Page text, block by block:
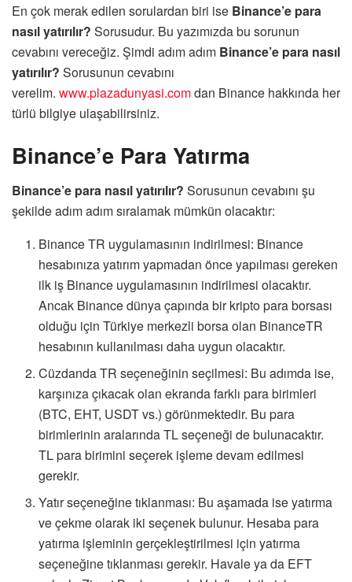
En çok merak edilen sorulardan biri ise Binance’e para
nasıl yatırılır? Sorusudur. Bu yazımızda bu sorunun
cevabını vereceğiz. Şimdi adım adım Binance’e para nasıl
yatırılır? Sorusunun cevabını
verelim. www.plazadunyasi.comdan Binance hakkında her
türlü bilgiye ulaşabilirsiniz.
Binance’e Para Yatırma
Binance’e para nasıl yatırılır? Sorusunun cevabını şu
şekilde adım adım sıralamak mümkün olacaktır:
Binance TR uygulamasının indirilmesi: Binance
hesabınıza yatırım yapmadan önce yapılması gereken
ilk iş Binance uygulamasının indirilmesi olacaktır.
Ancak Binance dünya çapında bir kripto para borsası
olduğu için Türkiye merkezli borsa olan BinanceTR
hesabının kullanılması daha uygun olacaktır.
Cüzdanda TR seçeneğinin seçilmesi: Bu adımda ise,
karşınıza çıkacak olan ekranda farklı para birimleri
(BTC, EHT, USDT vs.) görünmektedir. Bu para
birimlerinin aralarında TL seçeneği de bulunacaktır.
TL para birimini seçerek işleme devam edilmesi
gerekir.
Yatır seçeneğine tıklanması: Bu aşamada ise yatırma
ve çekme olarak iki seçenek bulunur. Hesaba para
yatırma işleminin gerçekleştirilmesi için yatırma
seçeneğine tıklanması gerekir. Havale ya da EFT